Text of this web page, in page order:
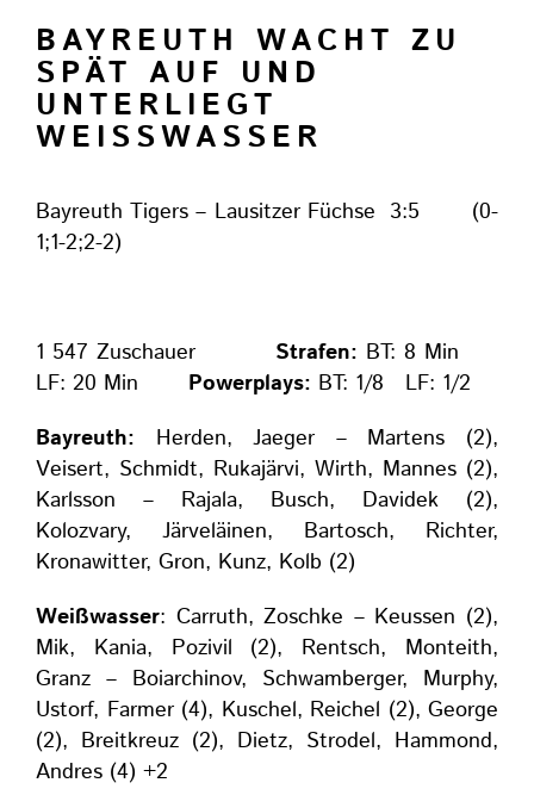
BAYREUTH WACHT ZU
SPÄT AUF UND
UNTERLIEGT
WEISSWASSER
Bayreuth Tigers – Lausitzer Füchse 3:5 (0-
1;1-2;2-2)
1 547 Zuschauer Strafen: BT: 8 Min
LF: 20 Min Powerplays: BT: 1/8 LF: 1/2
Bayreuth: Herden, Jaeger – Martens (2),
Veisert, Schmidt, Rukajärvi, Wirth, Mannes (2),
Karlsson – Rajala, Busch, Davidek (2),
Kolozvary, Järveläinen, Bartosch, Richter,
Kronawitter, Gron, Kunz, Kolb (2)
Weißwasser: Carruth, Zoschke – Keussen (2),
Mik, Kania, Pozivil (2), Rentsch, Monteith,
Granz – Boiarchinov, Schwamberger, Murphy,
Ustorf, Farmer (4), Kuschel, Reichel (2), George
(2), Breitkreuz (2), Dietz, Strodel, Hammond,
Andres (4) +2